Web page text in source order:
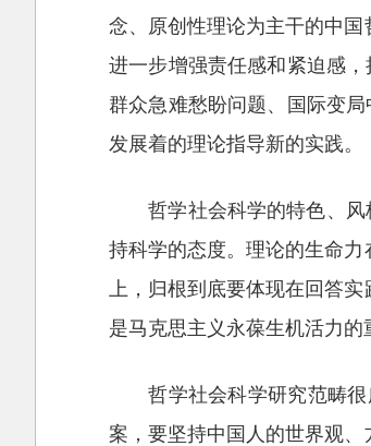
念、原创性理论为主干的中
进一步增强责任感和紧迫感
群众急难愁盼问题、国际变
发展着的理论指导新的实践。
哲学社会科学的特色、
持科学的态度。理论的生命
上，归根到底要体现在回答
是马克思主义永葆生机活力的
哲学社会科学研究范畴
案，要坚持中国人的世界观